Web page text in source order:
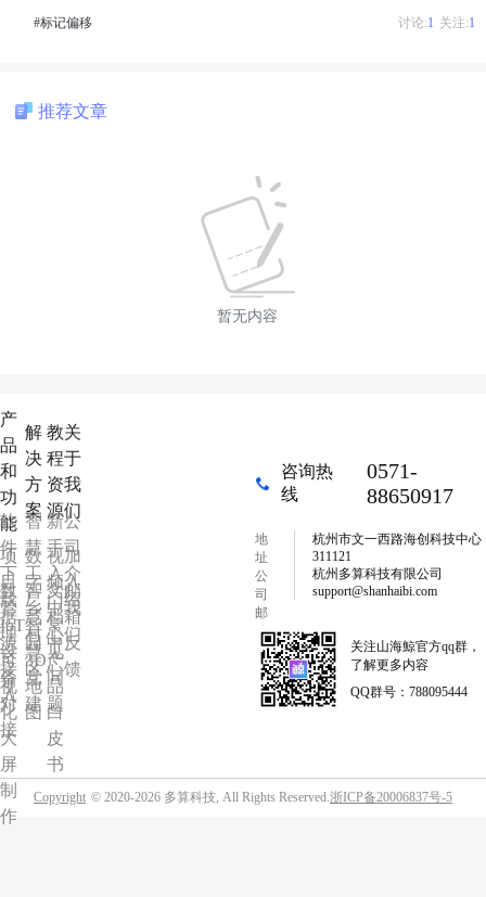
#标记偏移 讨论:1 关注:1
推荐文章
暂无内容
产
品
和
功
能
软
件
下
载
项
目
管
理
数
据
源
接
入
IoT
设
备
对
接
可
视
化
大
屏
制
作
解
决
方
案
智
慧
工
厂
数
字
乡
村
智
慧
园
区
智
慧
党
建
3D
地
图
教
程
资
源
新
手
入
门
视
频
中
心
文
档
中
心
常
见
问
题
产
品
白
皮
书
关
于
我
们
公
司
介
绍
加
入
我
们
邮
箱
反
馈
咨询热
线
0571-
88650917
地
址
公
司
邮
箱
杭州市文一西路海创科技中心
311121
杭州多算科技有限公司
support@shanhaibi.com
关注山海鯨官方qq群，
了解更多内容
QQ群号：788095444
Copyright © 2020-2026 多算科技, All Rights Reserved.浙ICP备20006837号-5